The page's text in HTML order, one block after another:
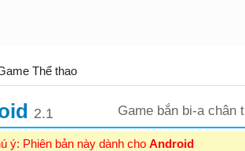
Thể thao
2.1 Game bắn bi-a chân
ý: Phiên bản này dành cho Android